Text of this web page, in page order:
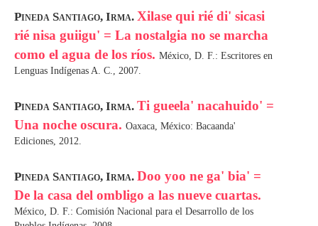
Pineda Santiago, Irma. Xilase qui rié di' sicasi
rié nisa guiigu' = La nostalgia no se marcha
como el agua de los ríos. México, D. F.: Escritores en
Lenguas Indígenas A. C., 2007.
Pineda Santiago, Irma. Ti gueela' nacahuido' =
Una noche oscura. Oaxaca, México: Bacaanda'
Ediciones, 2012.
Pineda Santiago, Irma. Doo yoo ne ga' bia' =
De la casa del ombligo a las nueve cuartas.
México, D. F.: Comisión Nacional para el Desarrollo de los